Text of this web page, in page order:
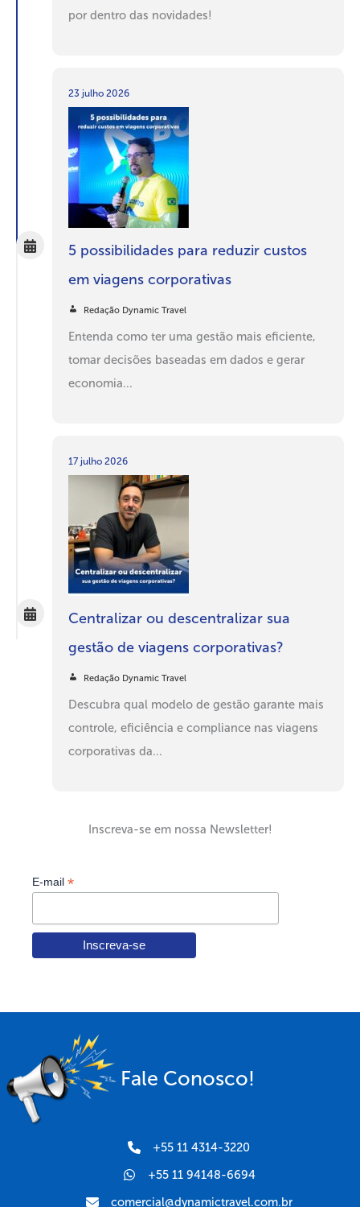
por dentro das novidades!
23 julho 2026
5 possibilidades para reduzir custos
em viagens corporativas
Redação Dynamic Travel
Entenda como ter uma gestão mais eficiente,
tomar decisões baseadas em dados e gerar
economia...
17 julho 2026
Centralizar ou descentralizar sua
gestão de viagens corporativas?
Redação Dynamic Travel
Descubra qual modelo de gestão garante mais
controle, eficiência e compliance nas viagens
corporativas da...
Inscreva-se em nossa Newsletter!
E-mail *
Fale Conosco!
+55 11 4314-3220
+55 11 94148-6694
comercial@dynamictravel.com.br